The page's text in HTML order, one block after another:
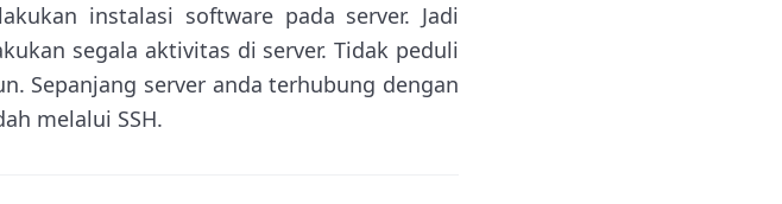
instalasi software pada server. Jadi
segala aktivitas di server. Tidak peduli
Sepanjang server anda terhubung dengan
melalui SSH.